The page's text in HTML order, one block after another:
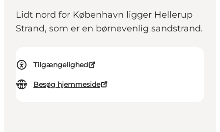
Lidt nord for København ligger Hellerup
Strand, som er en børnevenlig sandstrand.
Tilgængelighed
Besøg hjemmeside